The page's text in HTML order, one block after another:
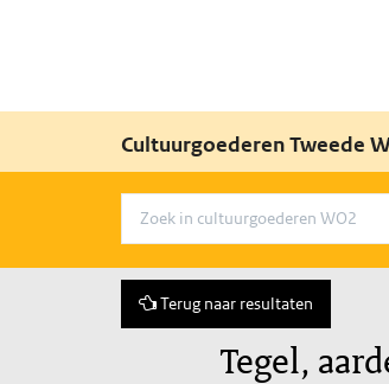
Cultuurgoederen Tweede
Terug naar resultaten
Tegel,